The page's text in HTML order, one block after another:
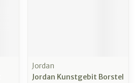
Jordan
Jordan Kunstgebit Borstel